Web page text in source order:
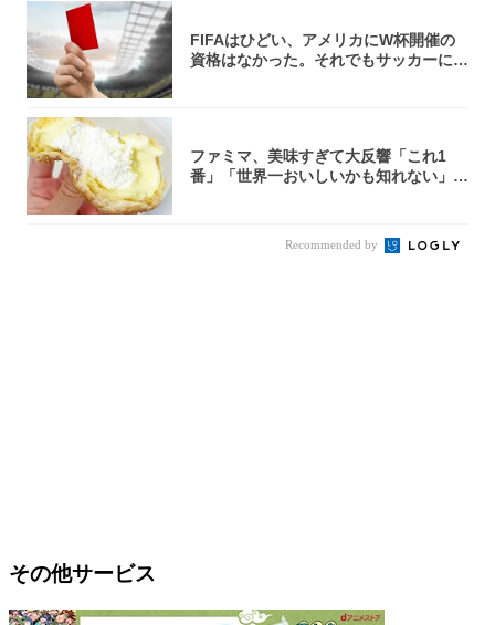
FIFAはひどい、アメリカにW杯開催の
資格はなかった。それでもサッカーには
ファミマ、美味すぎて大反響「これ1
番」「世界一おいしいかも知れない」
Recommended by
その他サービス